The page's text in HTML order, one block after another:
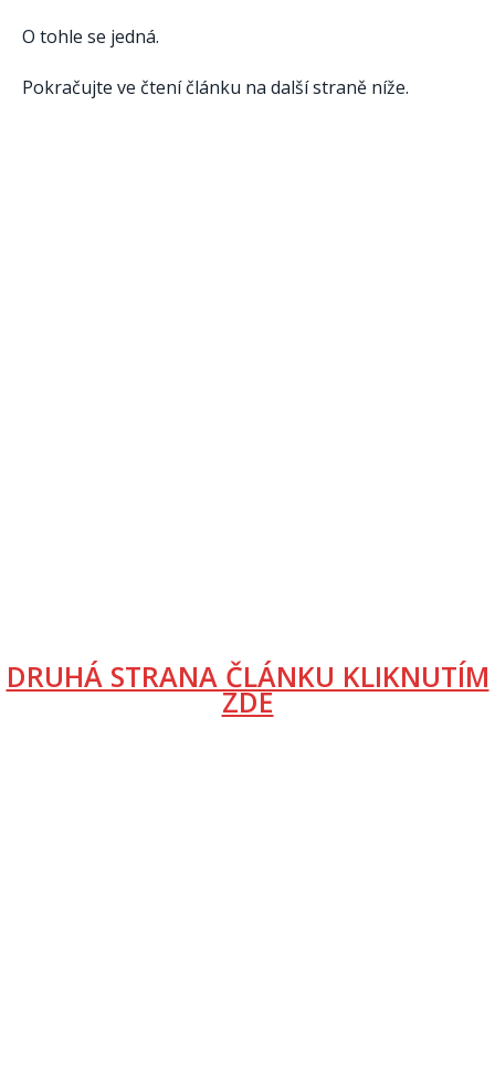
O tohle se jedná.
Pokračujte ve čtení článku na další straně níže.
DRUHÁ STRANA ČLÁNKU KLIKNUTÍM
ZDE